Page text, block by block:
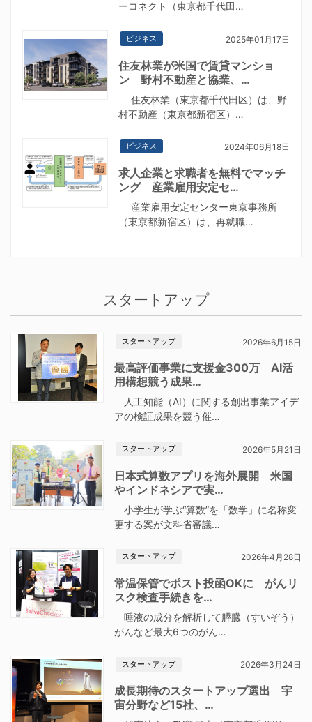
ーコネクト（東京都千代田…
ビジネス 2025年01月17日
住友林業が米国で賃貸マンショ
ン 野村不動産と協業、…
住友林業（東京都千代田区）は、野
村不動産（東京都新宿区）…
ビジネス 2024年06月18日
求人企業と求職者を無料でマッチ
ング 産業雇用安定セ…
産業雇用安定センター東京事務所
（東京都新宿区）は、再就職…
スタートアップ
スタートアップ 2026年6月15日
最高評価事業に支援金300万 AI活
用構想競う成果…
人工知能（AI）に関する創出事業アイデ
アの検証成果を競う催…
スタートアップ 2026年5月21日
日本式算数アプリを海外展開 米国
やインドネシアで実…
小学生が学ぶ“算数”を「数学」に名称変
更する案が文科省審議…
スタートアップ 2026年4月28日
常温保管でポスト投函OKに がんリ
スク検査手続きを…
唾液の成分を解析して膵臓（すいぞう）
がんなど最大6つのがん…
スタートアップ 2026年3月24日
成長期待のスタートアップ選出 宇
宙分野など15社、…